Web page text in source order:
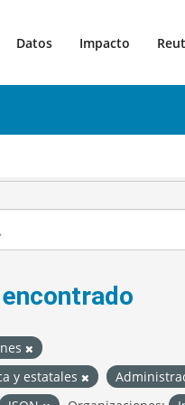
Datos Impacto
y estatales